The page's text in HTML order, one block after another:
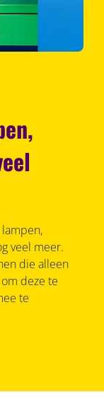
veel meer.
die alleen
deze te
te